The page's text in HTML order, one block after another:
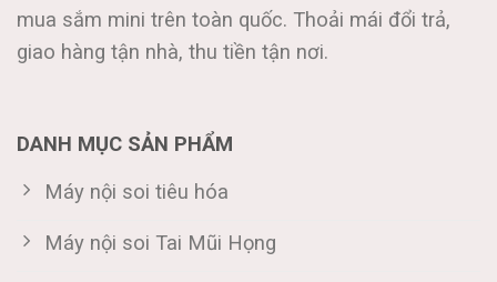
mua sắm mini trên toàn quốc. Thoải mái đổi trả,
giao hàng tận nhà, thu tiền tận nơi.
DANH MỤC SẢN PHẨM
Máy nội soi tiêu hóa
Máy nội soi Tai Mũi Họng